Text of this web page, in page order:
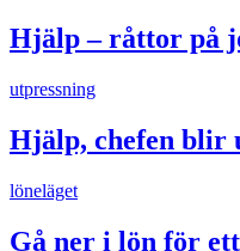
Hjälp – råttor på
utpressning
Hjälp, chefen blir
löneläget
Gå ner i lön för